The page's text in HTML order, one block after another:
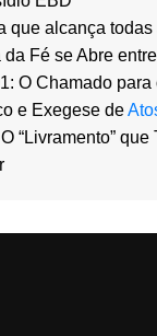
que alcança
da Fé se Abre
O Chamado para
e Exegese de
“Livramento” que